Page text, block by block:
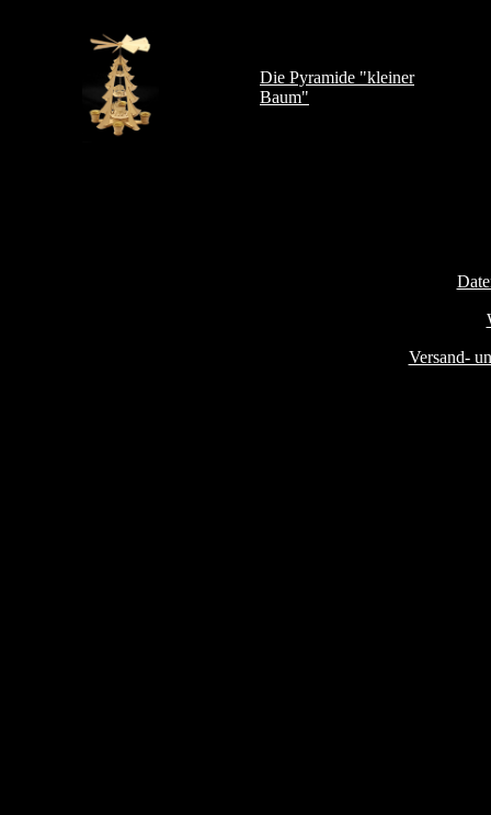
Die Pyramide "kleiner
Baum"
Versand-